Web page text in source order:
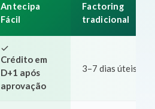
Antecipa
Fácil
Factoring
tradicional
Crédito em
D+1 após
aprovação
3–7 dias úteis